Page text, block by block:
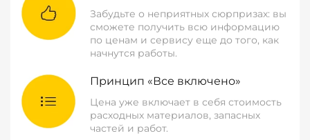
Забудьте о неприятных сюрпризах: вы
сможете получить всю информацию
по ценам и сервису еще до того, как
начнутся работы.
Принцип «Все включено»
Цена уже включает в себя стоимость
расходных материалов, запасных
частей и работ.